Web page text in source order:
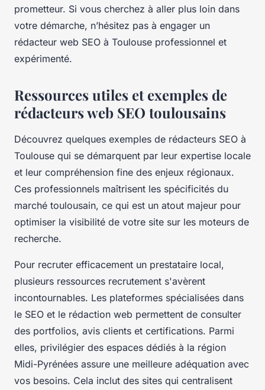
prometteur. Si vous cherchez à aller plus loin dans
votre démarche, n’hésitez pas à engager un
rédacteur web SEO à Toulouse professionnel et
expérimenté.
Ressources utiles et exemples de
rédacteurs web SEO toulousains
Découvrez quelques exemples de rédacteurs SEO à
Toulouse qui se démarquent par leur expertise locale
et leur compréhension fine des enjeux régionaux.
Ces professionnels maîtrisent les spécificités du
marché toulousain, ce qui est un atout majeur pour
optimiser la visibilité de votre site sur les moteurs de
recherche.
Pour recruter efficacement un prestataire local,
plusieurs ressources recrutement s'avèrent
incontournables. Les plateformes spécialisées dans
le SEO et le rédaction web permettent de consulter
des portfolios, avis clients et certifications. Parmi
elles, privilégier des espaces dédiés à la région
Midi-Pyrénées assure une meilleure adéquation avec
vos besoins. Cela inclut des sites qui centralisent